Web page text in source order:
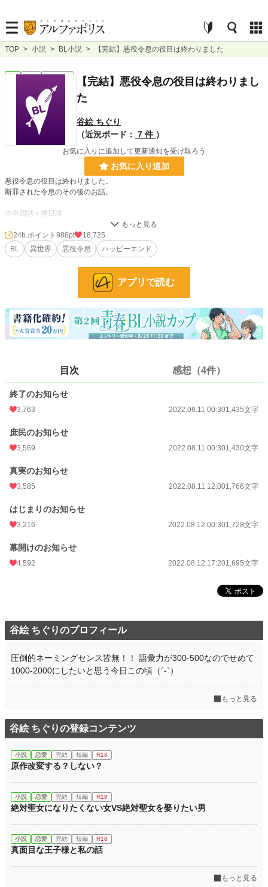
TOP > 小説 > BL小説 > 【完結】悪役令息の役目は終わりました
BL 完結 ｼｮｰﾄｼｮｰﾄ
【完結】悪役令息の役目は終わりまし
た
谷絵 ちぐり
（近況ボード： 7 件 ）
お気に入りに追加して更新通知を受け取ろう
お気に入り追加
悪役令息の役目は終わりました。
断罪された令息のその後のお話。
※全四話＋後日談
小説 1,500 位 / 228,882 件
文字数 8,054
2022.08.11 00:30
週間ポイント
月間ポイント 26,424 pt (1,790 位)
年間ポイント
累計ポイント 1,238,374 pt (4,710 位)
24h.ポイント 986pt
18,725
BL
異世界 悪役令息 ハッピーエンド
アプリで読む
目次 感想（4件）
終了のお知らせ
3,763 2022.08.11 00:301,435文字
庶民のお知らせ
3,569 2022.08.11 00:301,430文字
真実のお知らせ
3,585 2022.08.11 12:001,766文字
はじまりのお知らせ
3,216 2022.08.12 00:301,728文字
幕開けのお知らせ
4,592 2022.08.12 17:201,695文字
谷絵 ちぐりのプロフィール
圧倒的ネーミングセンス皆無！！ 語彙力が300-500なのでせめて
1000-2000にしたいと思う今日この頃（´-`）
もっと見る
谷絵 ちぐりの登録コンテンツ
小説 恋愛 完結 短編 R18
原作改変する？しない？
小説 恋愛 完結 短編 R18
絶対聖女になりたくない女VS絶対聖女を娶りたい男
小説 恋愛 完結 短編 R18
真面目な王子様と私の話
もっと見る